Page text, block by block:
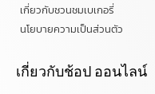
เกี่ยวกับชวนชมเบเกอรี่
นโยบายความเป็นส่วนตัว
เกี่ยวกับช้อป ออนไลน์